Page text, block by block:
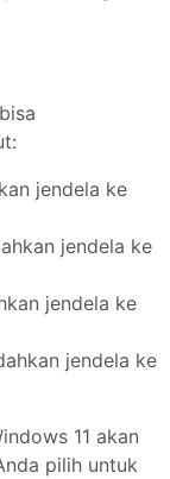
jendela ke
jendela ke
jendela ke
jendela ke
11 akan
pilih untuk